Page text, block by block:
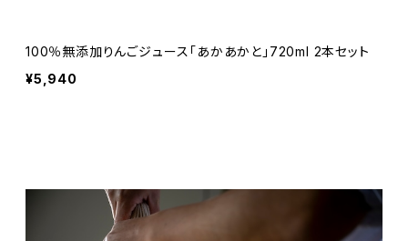
100％無添加りんごジュース「あかあかと」720ml 2本セット
¥5,940